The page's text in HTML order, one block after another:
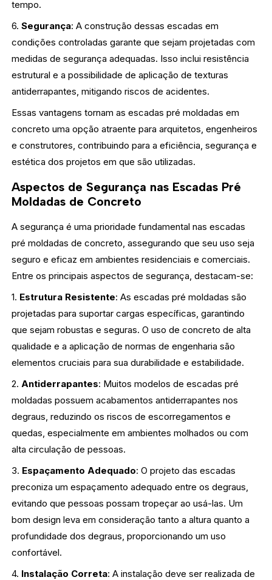
tempo.
6.Segurança: A construção dessas escadas em
condições controladas garante que sejam projetadas com
medidas de segurança adequadas. Isso inclui resistência
estrutural e a possibilidade de aplicação de texturas
antiderrapantes, mitigando riscos de acidentes.
Essas vantagens tornam as escadas pré moldadas em
concreto uma opção atraente para arquitetos, engenheiros
e construtores, contribuindo para a eficiência, segurança e
estética dos projetos em que são utilizadas.
Aspectos de Segurança nas Escadas Pré
Moldadas de Concreto
A segurança é uma prioridade fundamental nas escadas
pré moldadas de concreto, assegurando que seu uso seja
seguro e eficaz em ambientes residenciais e comerciais.
Entre os principais aspectos de segurança, destacam-se:
1. Estrutura Resistente: As escadas pré moldadas são
projetadas para suportar cargas específicas, garantindo
que sejam robustas e seguras. O uso de concreto de alta
qualidade e a aplicação de normas de engenharia são
elementos cruciais para sua durabilidade e estabilidade.
2.Antiderrapantes: Muitos modelos de escadas pré
moldadas possuem acabamentos antiderrapantes nos
degraus, reduzindo os riscos de escorregamentos e
quedas, especialmente em ambientes molhados ou com
alta circulação de pessoas.
3. Espaçamento Adequado: O projeto das escadas
preconiza um espaçamento adequado entre os degraus,
evitando que pessoas possam tropeçar ao usá-las. Um
bom design leva em consideração tanto a altura quanto a
profundidade dos degraus, proporcionando um uso
confortável.
4. Instalação Correta: A instalação deve ser realizada de